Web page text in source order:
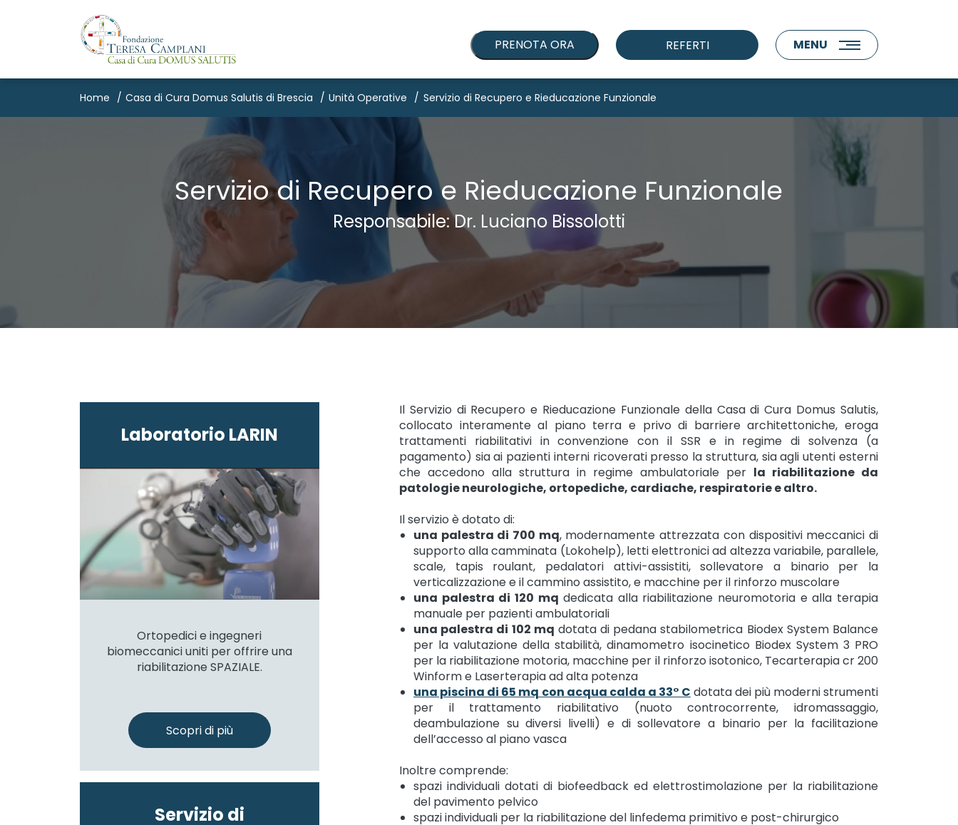
PRENOTA ORA REFERTI MENU
Home Casa di Cura Domus Salutis di Brescia Unità Operative Servizio di Recupero e Rieducazione Funzionale
Servizio di Recupero e Rieducazione Funzionale
Responsabile: Dr. Luciano Bissolotti
Il Servizio di Recupero e Rieducazione Funzionale della Casa di Cura Domus Salutis,
collocato interamente al piano terra e privo di barriere architettoniche, eroga
trattamenti riabilitativi in convenzione con il SSR e in regime di solvenza (a
pagamento) sia ai pazienti interni ricoverati presso la struttura, sia agli utenti esterni
che accedono alla struttura in regime ambulatoriale per la riabilitazione da
patologie neurologiche, ortopediche, cardiache, respiratorie e altro.
Il servizio è dotato di:
una palestra di 700 mq, modernamente attrezzata con dispositivi meccanici di
supporto alla camminata (Lokohelp), letti elettronici ad altezza variabile, parallele,
scale, tapis roulant, pedalatori attivi-assistiti, sollevatore a binario per la
verticalizzazione e il cammino assistito, e macchine per il rinforzo muscolare
una palestra di 120 mq dedicata alla riabilitazione neuromotoria e alla terapia
manuale per pazienti ambulatoriali
una palestra di 102 mq dotata di pedana stabilometrica Biodex System Balance
per la valutazione della stabilità, dinamometro isocinetico Biodex System 3 PRO
per la riabilitazione motoria, macchine per il rinforzo isotonico, Tecarterapia cr 200
Winform e Laserterapia ad alta potenza
una piscina di 65 mq con acqua calda a 33° C dotata dei più moderni strumenti
per il trattamento riabilitativo (nuoto controcorrente, idromassaggio,
deambulazione su diversi livelli) e di sollevatore a binario per la facilitazione
dell’accesso al piano vasca
Inoltre comprende:
spazi individuali dotati di biofeedback ed elettrostimolazione per la riabilitazione
del pavimento pelvico
spazi individuali per la riabilitazione del linfedema primitivo e post-chirurgico
Laboratorio LARIN
Ortopedici e ingegneri
biomeccanici uniti per offrire una
riabilitazione SPAZIALE.
Scopri di più
Servizio di